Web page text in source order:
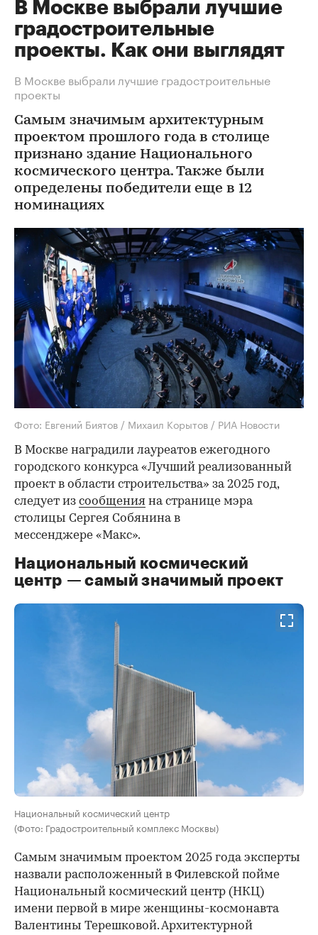
В Москве выбрали лучшие
градостроительные
проекты. Как они выглядят
В Москве выбрали лучшие градостроительные
проекты
Самым значимым архитектурным
проектом прошлого года в столице
признано здание Национального
космического центра. Также были
определены победители еще в 12
номинациях
Фото: Евгений Биятов / Михаил Корытов / РИА Новости
В Москве наградили лауреатов ежегодного
городского конкурса «Лучший реализованный
проект в области строительства» за 2025 год,
следует из сообщения на странице мэра
столицы Сергея Собянина в
мессенджере «Макс».
Национальный космический
центр — самый значимый проект
Национальный космический центр
(Фото: Градостроительный комплекс Москвы)
Самым значимым проектом 2025 года эксперты
назвали расположенный в Филевской пойме
Национальный космический центр (НКЦ)
имени первой в мире женщины-космонавта
Валентины Терешковой. Архитектурной